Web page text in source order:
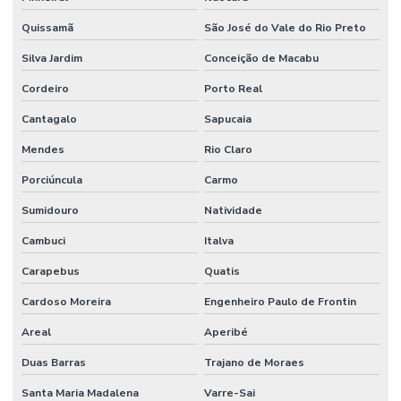
Reuso da água na indústria de alimentos
Sdai sistema de detecção e alarme de incêndio
Serviço de instalação hidráulica industrial
Sistema de alarme e detecção de incêndio
Sistema de alarme contra incêndio
Sistema de alarme de incêndio convencional
Sistema de alarme de incêndio endereçável
Sistema de alarme de incêndio wifi
Sistema de alarme de incêndio wireless
Sistema anti incêndio
Quissamã São José do Vale do Rio Preto
Silva Jardim Conceição de Macabu
Cordeiro Porto Real
Cantagalo Sapucaia
Mendes Rio Claro
Porciúncula Carmo
Sumidouro Natividade
Cambuci Italva
Carapebus Quatis
Cardoso Moreira Engenheiro Paulo de Frontin
Areal Aperibé
Duas Barras Trajano de Moraes
Santa Maria Madalena Varre-Sai